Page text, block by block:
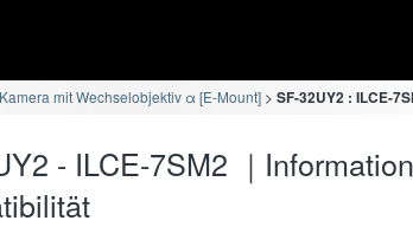
mit Wechselobjektiv α [E-Mount] SF-32UY2 : ILCE-
- ILCE-7SM2 ｜